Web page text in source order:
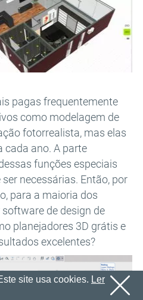
ou
Lembrar senha
se registrar
um link de confirmação em
breve.
mail para ativar sua conta
OK
de senha foi enviado para
e-mail.
OK
pagas frequentemente
como modelagem de
fotorrealista, mas elas
cada ano. A parte
funções especiais
necessárias. Então, por
para a maioria dos
de design de
planejadores 3D grátis e
excelentes?
site usa cookies. Ler